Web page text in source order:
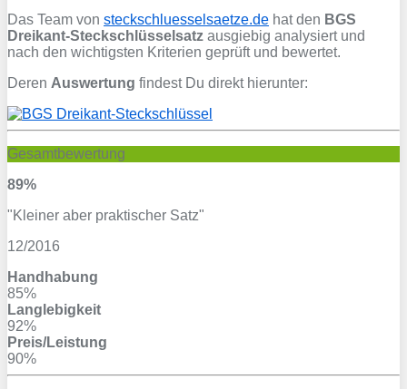
Das Team von steckschluesselsaetze.de hat den BGS
Dreikant-Steckschlüsselsatz ausgiebig analysiert und
nach den wichtigsten Kriterien geprüft und bewertet.
Deren Auswertung findest Du direkt hierunter:
Gesamtbewertung
89%
"Kleiner aber praktischer Satz"
12/2016
Handhabung
85%
Langlebigkeit
92%
Preis/Leistung
90%